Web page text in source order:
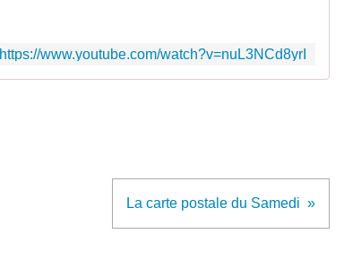
https://www.youtube.com/watch?v=nuL3NCd8yrI
La carte postale du Samedi